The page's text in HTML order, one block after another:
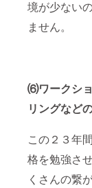
境が少ない
ません。
⑹ワークシ
リングなど
この２３年
格を勉強さ
くさんの繋